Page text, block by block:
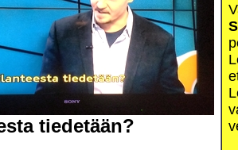
tiedetään?